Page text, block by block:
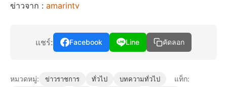
ข่าวจาก : amarintv
แชร์: Facebook Line คัดลอก
หมวดหมู่: ข่าวราชการ ทั่วไป บทความทั่วไป แท็ก: